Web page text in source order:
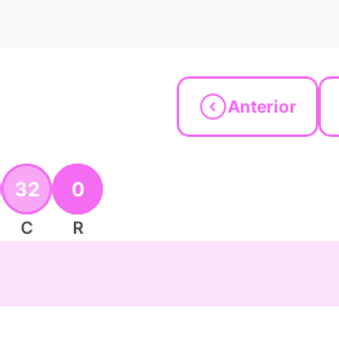
Anterior
32
C
0
R